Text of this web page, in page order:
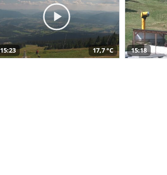
15:23 17,7 °C 15:18